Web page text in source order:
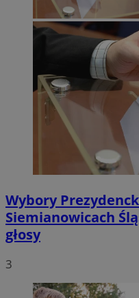
Wybory
Siemianowicach
głosy
3